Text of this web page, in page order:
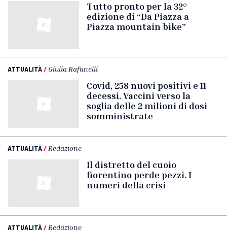
Tutto pronto per la 32°
edizione di “Da Piazza a
Piazza mountain bike”
ATTUALITÀ/ Giulia Rafanelli
Covid, 258 nuovi positivi e 11
decessi. Vaccini verso la
soglia delle 2 milioni di dosi
somministrate
ATTUALITÀ/ Redazione
Il distretto del cuoio
fiorentino perde pezzi. I
numeri della crisi
ATTUALITÀ/ Redazione